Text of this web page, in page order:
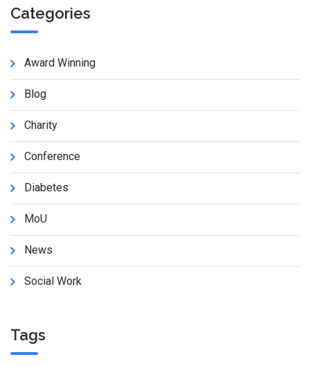
Categories
Award Winning
Blog
Charity
Conference
Diabetes
MoU
News
Social Work
Tags